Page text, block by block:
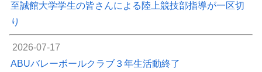
至誠館大学学生の皆さんによる陸上競技部指導が一区切
り
2026-07-17
ABUバレーボールクラブ３年生活動終了